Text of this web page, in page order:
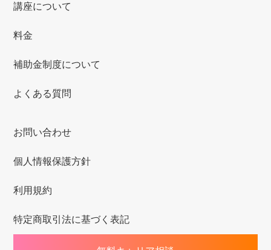
講座について
料金
補助金制度について
よくある質問
お問い合わせ
個人情報保護方針
利用規約
特定商取引法に基づく表記